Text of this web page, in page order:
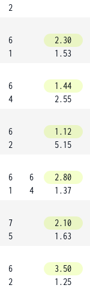
2
6
1
2.30
1.53
6
4
1.44
2.55
6
2
1.12
5.15
6
1
6
4
2.80
1.37
7
5
2.10
1.63
6
2
3.50
1.25